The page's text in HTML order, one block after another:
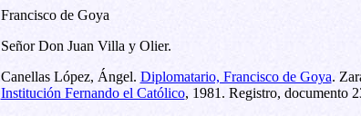
Francisco de Goya
Señor Don Juan Villa y Olier.
Canellas López, Ángel. Diplomatario, Francisco de Goya.
Institución Fernando el Católico, 1981. Registro, documento